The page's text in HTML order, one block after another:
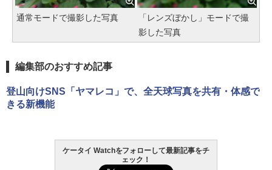
通常モードで撮影した写真
「レンズぼかし」モードで撮
影した写真
編集部のおすすめ記事
登山向けSNS「ヤマレコ」で、全天球写真を共有・体感で
きる新機能
ケータイ Watchをフォローして最新記事をチ
ェック！